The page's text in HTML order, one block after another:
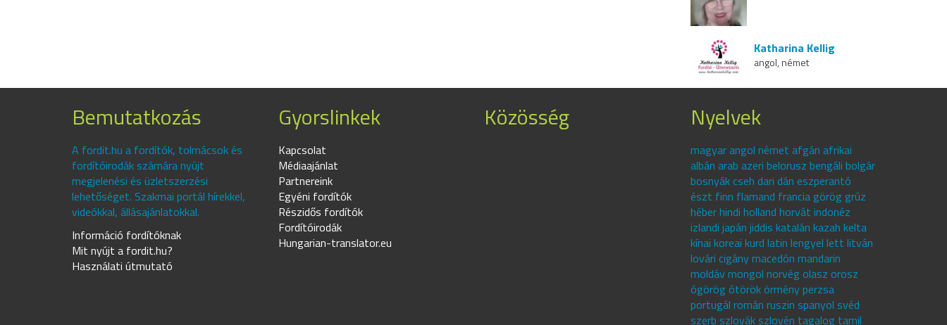
Katharina Kellig
angol, német
Bemutatkozás
A fordit.hu a fordítók, tolmácsok és
fordítóirodák számára nyújt
megjelenési és üzletszerzési
lehetőséget. Szakmai portál hírekkel,
videókkal, állásajánlatokkal.
Információ fordítóknak
Mit nyújt a fordit.hu?
Használati útmutató
Gyorslinkek
Kapcsolat
Médiaajánlat
Partnereink
Egyéni fordítók
Részidős fordítók
Fordítóirodák
Hungarian-translator.eu
Közösség Nyelvek
magyar angol német afgán afrikai
albán arab azeri belorusz bengáli bolgár
bosnyák cseh dari dán eszperantó
észt finn flamand francia görög grúz
héber hindi holland horvát indonéz
izlandi japán jiddis katalán kazah kelta
kínai koreai kurd latin lengyel lett litván
lovári cigány macedón mandarin
moldáv mongol norvég olasz orosz
ógörög ótörök örmény perzsa
portugál román ruszin spanyol svéd
szerb szlovák szlovén tagalog tamil